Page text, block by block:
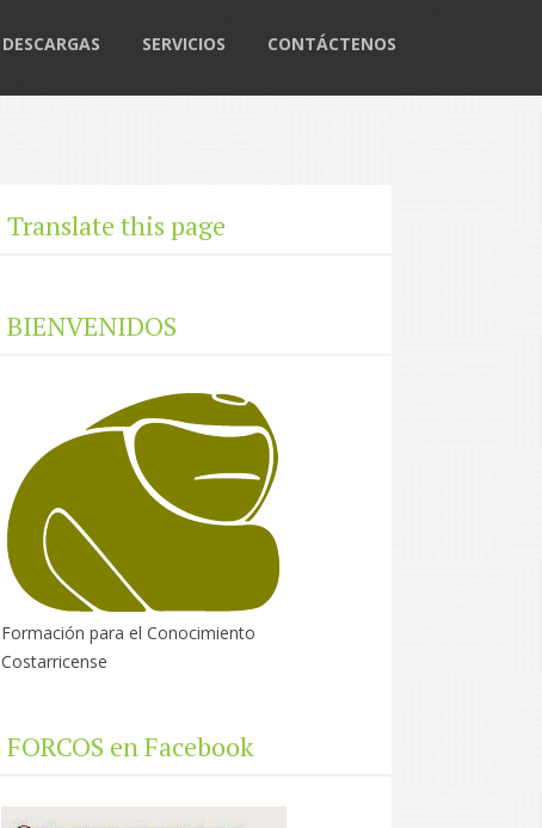
DESCARGAS SERVICIOS CONTÁCTENOS
Translate this page
BIENVENIDOS
Formación para el Conocimiento
Costarricense
FORCOS en Facebook